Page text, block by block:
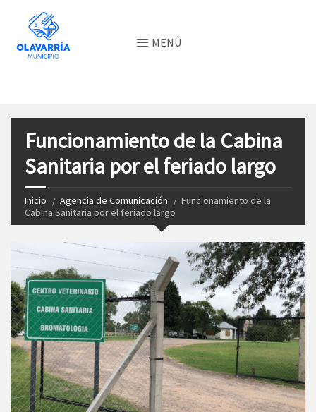
MENÚ
Funcionamiento de la Cabina
Sanitaria por el feriado largo
Inicio Agencia de Comunicación
Funcionamiento de la
Cabina Sanitaria por el feriado largo